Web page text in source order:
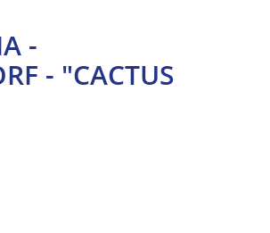
-
- "CACTUS